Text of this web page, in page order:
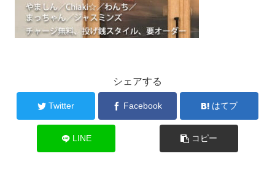
シェアする
Twitter Facebook はてブ
LINE コピー